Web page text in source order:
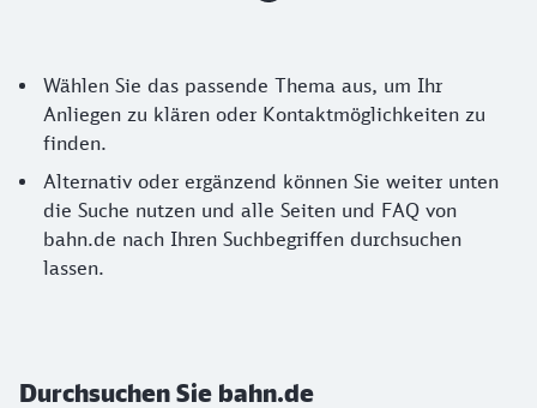
Wählen Sie das passende Thema aus, um Ihr
Anliegen zu klären oder Kontaktmöglichkeiten zu
finden.
Alternativ oder ergänzend können Sie weiter unten
die Suche nutzen und alle Seiten und FAQ von
bahn.de nach Ihren Suchbegriffen durchsuchen
lassen.
Durchsuchen Sie bahn.de